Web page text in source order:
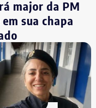
de
de eventual violação
parlamentar.
“ferem a ordem
caracterizar abuso no
major da PM
sua chapa